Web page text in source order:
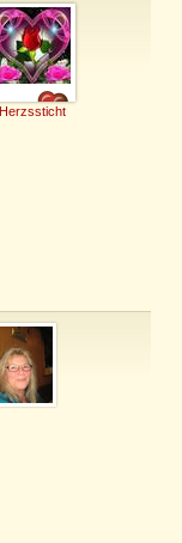
Herzssticht